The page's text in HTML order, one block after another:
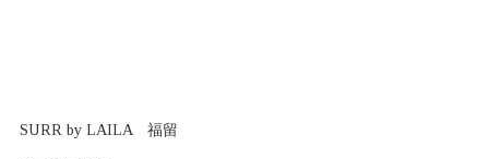
SURR by LAILA 福留